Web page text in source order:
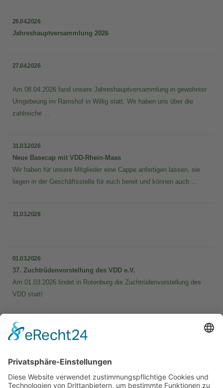
28.04.2026
Jahreshauptversammlung 2026
27.04.2026
Am 08.04.2026 fand unsere Jahreshauptversammlung in gewohnter
Umgebeung im Ramshof in Willig statt. Wir haben uns über die
zahlreiche ...
31.03.2026
Neue Basecap mit VDD-Rhein-Maas
Wir haben für unsere Mitglieder eine Cappe anfertigen lassen, sie
liegen in der Geschäftsstelle für euch bereit und können auch ...
31.03.2026
01.03.2026
37. Zuchtrüdenvorstellung des VDD e.V.
Am 01.03.2026 findet in Rotenburg die Zuchtrüdenvorstellung des
VDD statt!
Bei uns können Sie folgende Jagd­
gebrauchs­hundeprüfungen führen:
BTR, VJP, HZP, VGP, VPS, VSwP, VFsP, BP §6